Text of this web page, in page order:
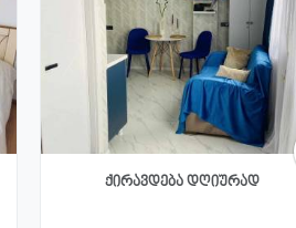
ქირავდება დღიურად